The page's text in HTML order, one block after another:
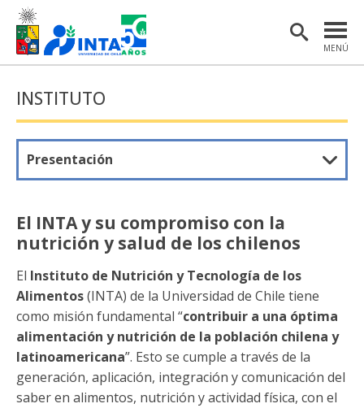
MENÚ
INSTITUTO
INVESTIGACIÓN
EXTENSIÓN Y COMUNICACIONES
MATERIAL DE INTERÉS
ENGLISH
Estudiantes
Académicas/os
Funcionarias/os
INSTITUTO
Presentación
El INTA y su compromiso con la
nutrición y salud de los chilenos
El Instituto de Nutrición y Tecnología de los
Alimentos(INTA) de la Universidad de Chile tiene
como misión fundamental “contribuir a una óptima
alimentación y nutrición de la población chilena y
latinoamericana”. Esto se cumple a través de la
generación, aplicación, integración y comunicación del
saber en alimentos, nutrición y actividad física, con el